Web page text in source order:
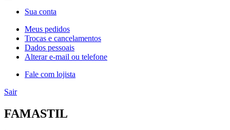
Sua conta
Meus pedidos
Trocas e cancelamentos
Dados pessoais
Alterar e-mail ou telefone
Fale com lojista
Sair
FAMASTIL